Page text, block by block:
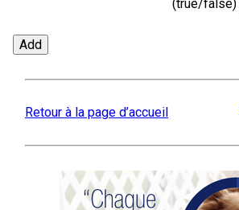
(true/false)
Retour à la page d’accueil